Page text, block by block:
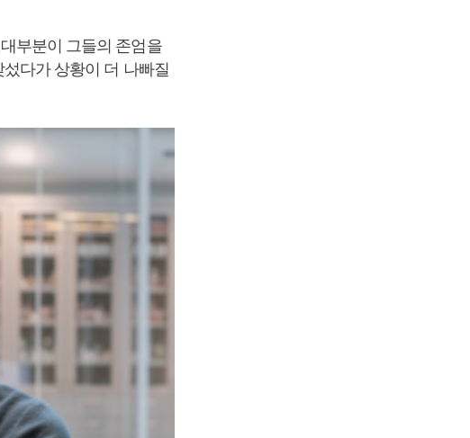
부분이 그들의 존엄을
다가 상황이 더 나빠질